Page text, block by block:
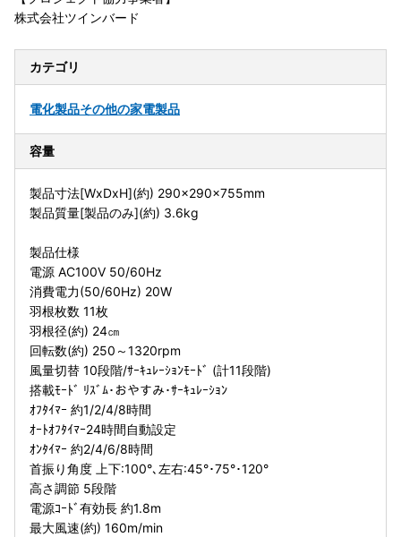
株式会社ツインバード
カテゴリ
電化製品その他の家電製品
容量
製品寸法[WxDxH](約) 290×290×755mm
製品質量[製品のみ](約) 3.6kg
製品仕様
電源 AC100V 50/60Hz
消費電力(50/60Hz) 20W
羽根枚数 11枚
羽根径(約) 24㎝
回転数(約) 250～1320rpm
風量切替 10段階/ｻｰｷｭﾚｰｼｮﾝﾓｰﾄﾞ (計11段階)
搭載ﾓｰﾄﾞ ﾘｽﾞﾑ･おやすみ･ｻｰｷｭﾚｰｼｮﾝ
ｵﾌﾀｲﾏｰ 約1/2/4/8時間
ｵｰﾄｵﾌﾀｲﾏｰ24時間自動設定
ｵﾝﾀｲﾏｰ 約2/4/6/8時間
首振り角度 上下:100°､左右:45°･75°･120°
高さ調節 5段階
電源ｺｰﾄﾞ有効長 約1.8m
最大風速(約) 160m/min